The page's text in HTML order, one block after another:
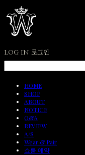
LOG IN 로그인
HOME
SHOP
ABOUT
NOTICE
Q&A
REVIEW
A/S
Wear & Pair
쇼룸 예약